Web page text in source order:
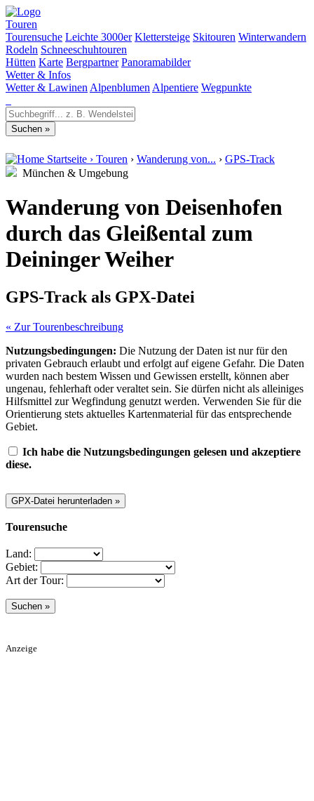
Touren
Tourensuche Leichte 3000er Klettersteige Skitouren Winterwandern
Rodeln Schneeschuhtouren
Hütten Karte Bergpartner Panoramabilder
Wetter & Infos
Wetter & Lawinen Alpenblumen Alpentiere Wegpunkte
Startseite › Touren › Wanderung von... › GPS-Track
München & Umgebung
Wanderung von Deisenhofen
durch das Gleißental zum
Deininger Weiher
GPS-Track als GPX-Datei
« Zur Tourenbeschreibung
Nutzungsbedingungen: Die Nutzung der Daten ist nur für den
privaten Gebrauch erlaubt und erfolgt auf eigene Gefahr. Die Daten
wurden nach bestem Wissen und Gewissen erstellt, können aber
ungenau, fehlerhaft oder veraltet sein. Sie dürfen nicht als alleiniges
Hilfsmittel zur Wegfindung genutzt werden. Verwenden Sie für die
Orientierung stets aktuelles Kartenmaterial für das entsprechende
Gebiet.
Ich habe die Nutzungsbedingungen gelesen und akzeptiere
diese.
Tourensuche
Land:
Gebiet:
Art der Tour:
Anzeige